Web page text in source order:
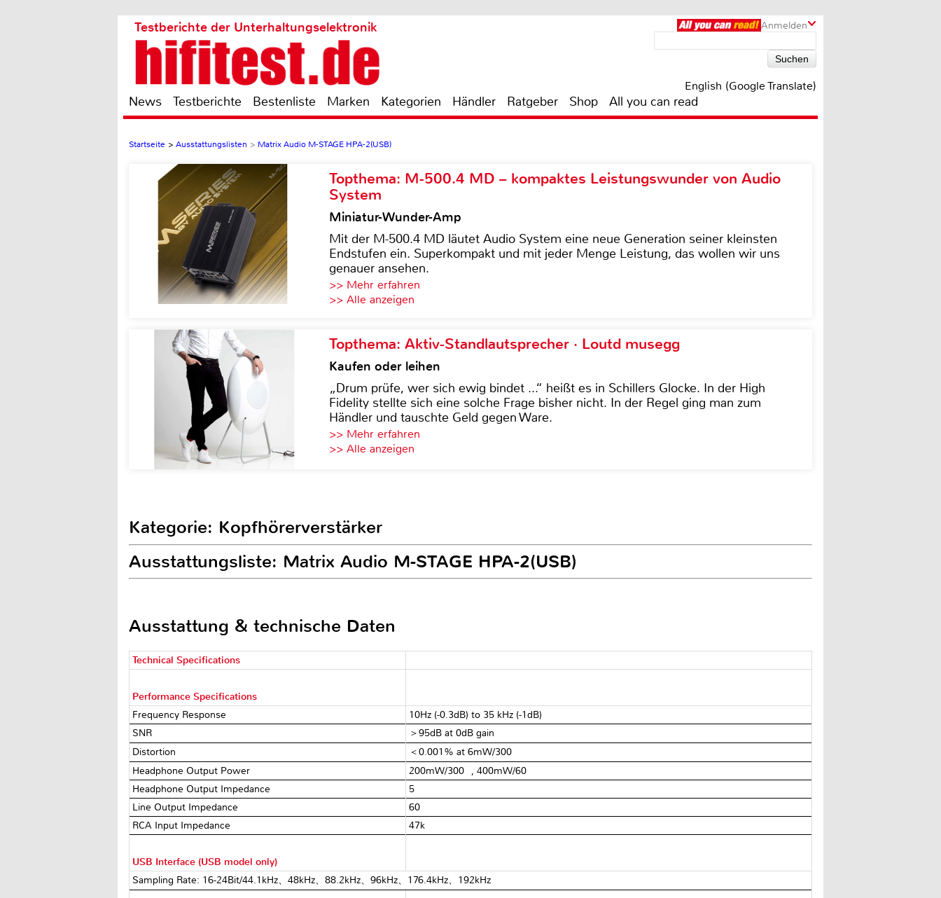
Anmelden
Testberichte der Unterhaltungselektronik
English (Google Translate)
News Testberichte Bestenliste Marken Kategorien Händler Ratgeber Shop All you can read
Startseite > Ausstattungslisten > Matrix Audio M-STAGE HPA-2(USB)
Topthema: M-500.4 MD – kompaktes Leistungswunder von Audio
System
Miniatur-Wunder-Amp
Mit der M-500.4 MD läutet Audio System eine neue Generation seiner kleinsten
Endstufen ein. Superkompakt und mit jeder Menge Leistung, das wollen wir uns
genauer ansehen.
>> Mehr erfahren
>> Alle anzeigen
Topthema: Aktiv-Standlautsprecher · Loutd musegg
Kaufen oder leihen
„Drum prüfe, wer sich ewig bindet ...“ heißt es in Schillers Glocke. In der High
Fidelity stellte sich eine solche Frage bisher nicht. In der Regel ging man zum
Händler und tauschte Geld gegen Ware.
>> Mehr erfahren
>> Alle anzeigen
Kategorie: Kopfhörerverstärker
Ausstattungsliste: Matrix Audio M-STAGE HPA-2(USB)
Ausstattung & technische Daten
Technical Specifications
Performance Specifications
Frequency Response
10Hz (-0.3dB) to 35 kHz (-1dB)
SNR
＞95dB at 0dB gain
Distortion
＜0.001% at 6mW/300Ω
Headphone Output Power
200mW/300Ω, 400mW/60Ω
Headphone Output Impedance
5Ω
Line Output Impedance
60Ω
RCA Input Impedance
47kΩ
USB Interface (USB model only)
Sampling Rate: 16-24Bit/44.1kHz、48kHz、88.2kHz、96kHz、176.4kHz、192kHz